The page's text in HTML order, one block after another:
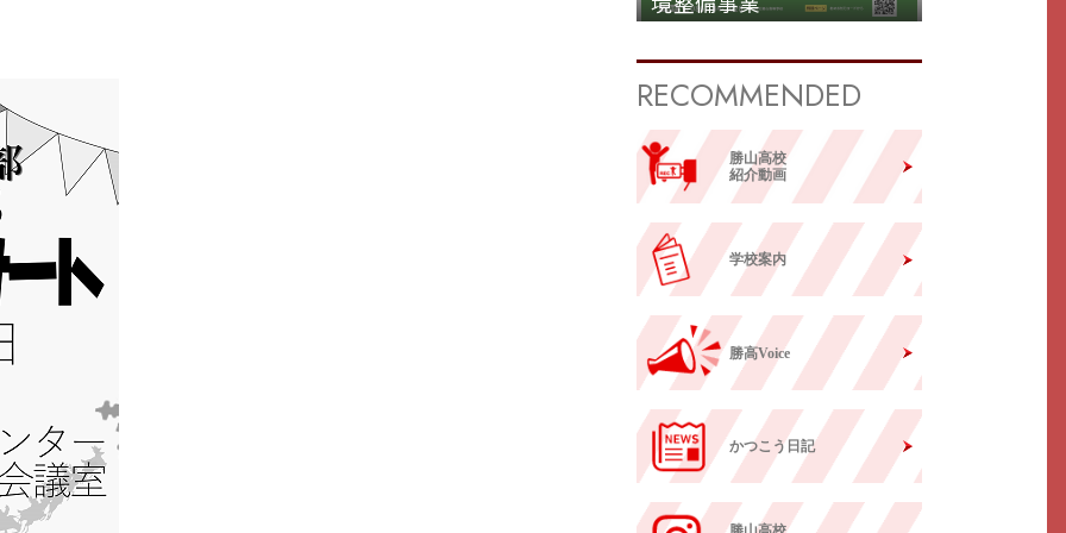
RECOMMENDED
勝山高校
紹介動画
学校案内
勝高Voice
かつこう日記